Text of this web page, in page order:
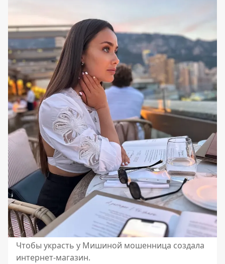
Чтобы украсть у Мишиной мошенница создала
интернет-магазин.